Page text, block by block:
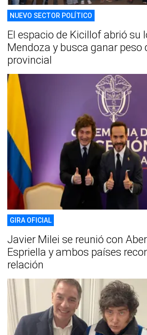
NUEVO SECTOR POLÍTICO
El espacio de Kicillof abrió su
Mendoza y busca ganar peso
provincial
GIRA OFICIAL
Javier Milei se reunió con
Espriella y ambos países
relación